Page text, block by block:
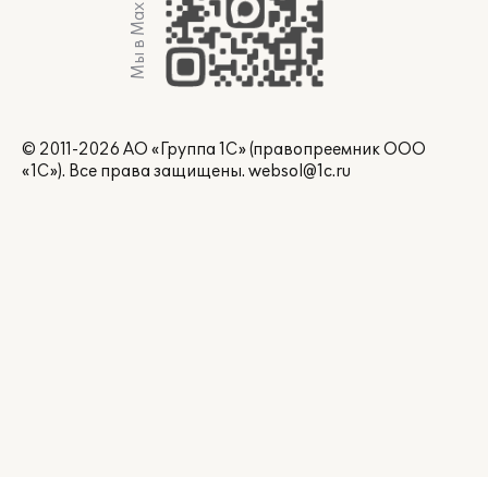
Мы в Max
© 2011-2026 АО «Группа 1С» (правопреемник ООО
«1С»). Все права защищены. websol@1c.ru